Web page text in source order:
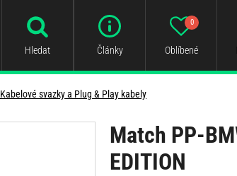
Hledat Články Oblíbené
0
Kabelové svazky a Plug & Play kabely
Match PP-
EDITION